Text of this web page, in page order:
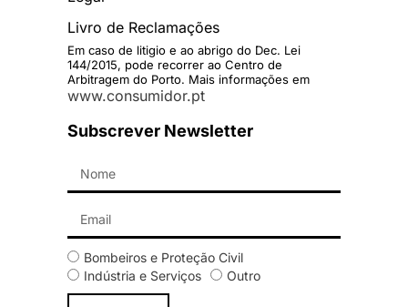
Livro de Reclamações
Em caso de litigio e ao abrigo do Dec. Lei
144/2015, pode recorrer ao Centro de
Arbitragem do Porto. Mais informações em
www.consumidor.pt
Subscrever Newsletter
Bombeiros e Proteção Civil
Indústria e Serviços
Outro